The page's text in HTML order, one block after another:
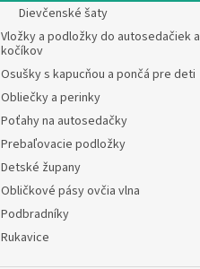
Dievčenské šaty
Vložky a podložky do autosedačiek a
kočíkov
Osušky s kapucňou a pončá pre deti
Obliečky a perinky
Poťahy na autosedačky
Prebaľovacie podložky
Detské župany
Obličkové pásy ovčia vlna
Podbradníky
Rukavice